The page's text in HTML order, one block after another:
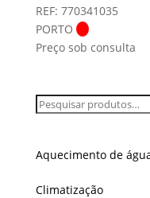
REF: 770341035
PORTO
Preço sob consulta
Aquecimento de
Climatização